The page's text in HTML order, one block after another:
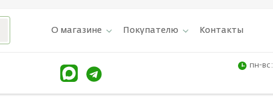
О магазине Покупателю Контакты
пн-вс: